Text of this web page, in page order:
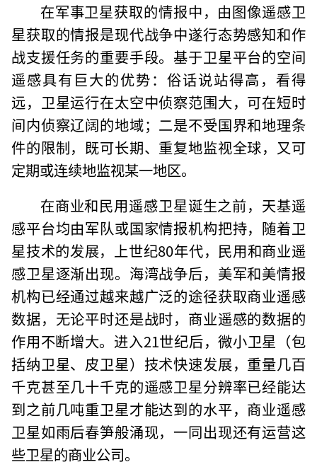
在军事卫星获取的情报中，由图像遥感卫
星获取的情报是现代战争中遂行态势感知和作
战支援任务的重要手段。基于卫星平台的空间
遥感具有巨大的优势：俗话说站得高，看得
远，卫星运行在太空中侦察范围大，可在短时
间内侦察辽阔的地域；二是不受国界和地理条
件的限制，既可长期、重复地监视全球，又可
定期或连续地监视某一地区。
在商业和民用遥感卫星诞生之前，天基遥
感平台均由军队或国家情报机构把持，随着卫
星技术的发展，上世纪80年代，民用和商业遥
感卫星逐渐出现。海湾战争后，美军和美情报
机构已经通过越来越广泛的途径获取商业遥感
数据，无论平时还是战时，商业遥感的数据的
作用不断增大。进入21世纪后，微小卫星（包
括纳卫星、皮卫星）技术快速发展，重量几百
千克甚至几十千克的遥感卫星分辨率已经能达
到之前几吨重卫星才能达到的水平，商业遥感
卫星如雨后春笋般涌现，一同出现还有运营这
些卫星的商业公司。